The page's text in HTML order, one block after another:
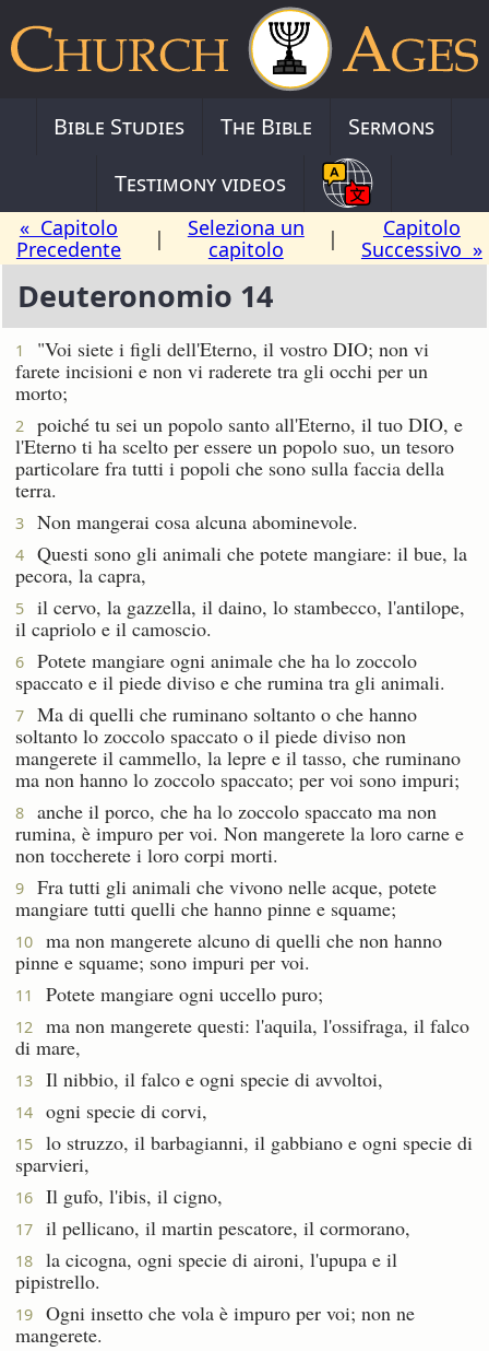
Bible Studies The Bible
Sermons
Testimony videos
« Capitolo
Precedente
|
Seleziona un
capitolo
|
Capitolo
Successivo »
Deuteronomio 14
1
"Voi siete i figli dell'Eterno, il vostro DIO; non vi
farete incisioni e non vi raderete tra gli occhi per un
morto;
2
poiché tu sei un popolo santo all'Eterno, il tuo DIO, e
l'Eterno ti ha scelto per essere un popolo suo, un tesoro
particolare fra tutti i popoli che sono sulla faccia della
terra.
3 Non mangerai cosa alcuna abominevole.
4
Questi sono gli animali che potete mangiare: il bue, la
pecora, la capra,
5
il cervo, la gazzella, il daino, lo stambecco, l'antilope,
il capriolo e il camoscio.
6
Potete mangiare ogni animale che ha lo zoccolo
spaccato e il piede diviso e che rumina tra gli animali.
7
Ma di quelli che ruminano soltanto o che hanno
soltanto lo zoccolo spaccato o il piede diviso non
mangerete il cammello, la lepre e il tasso, che ruminano
ma non hanno lo zoccolo spaccato; per voi sono impuri;
8
anche il porco, che ha lo zoccolo spaccato ma non
rumina, è impuro per voi. Non mangerete la loro carne e
non toccherete i loro corpi morti.
9
Fra tutti gli animali che vivono nelle acque, potete
mangiare tutti quelli che hanno pinne e squame;
10
ma non mangerete alcuno di quelli che non hanno
pinne e squame; sono impuri per voi.
11 Potete mangiare ogni uccello puro;
12
ma non mangerete questi: l'aquila, l'ossifraga, il falco
di mare,
13 Il nibbio, il falco e ogni specie di avvoltoi,
14 ogni specie di corvi,
15
lo struzzo, il barbagianni, il gabbiano e ogni specie di
sparvieri,
16 Il gufo, l'ibis, il cigno,
17 il pellicano, il martin pescatore, il cormorano,
18
la cicogna, ogni specie di aironi, l'upupa e il
pipistrello.
19
Ogni insetto che vola è impuro per voi; non ne
mangerete.